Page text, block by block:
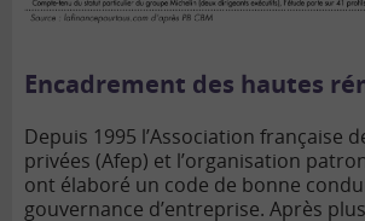
Encadrement des hautes
Depuis 1995 l’Association française
privées (Afep) et l’organisation
ont élaboré un code de bonne
gouvernance d’entreprise. Après